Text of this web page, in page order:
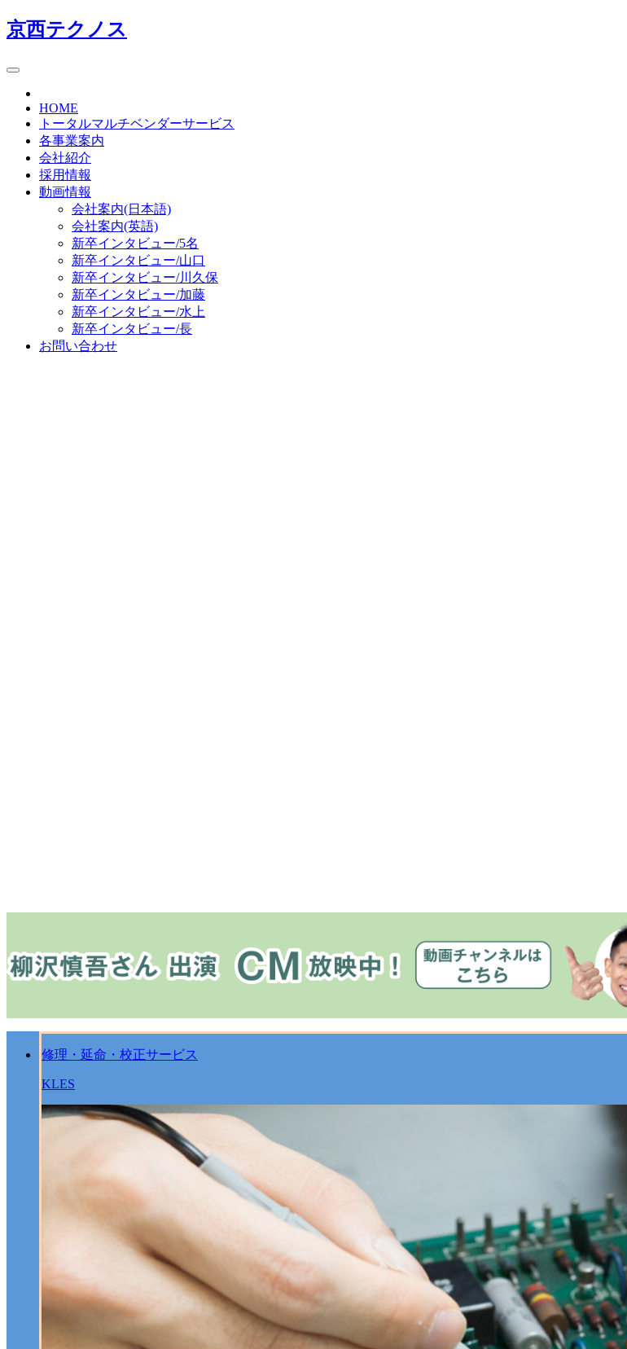
京西テクノス
HOME
トータルマルチベンダーサービス
各事業案内
会社紹介
採用情報
動画情報
会社案内(日本語)
会社案内(英語)
新卒インタビュー/5名
新卒インタビュー/山口
新卒インタビュー/川久保
新卒インタビュー/加藤
新卒インタビュー/水上
新卒インタビュー/長
お問い合わせ
修理・延命・校正サービス
KLES